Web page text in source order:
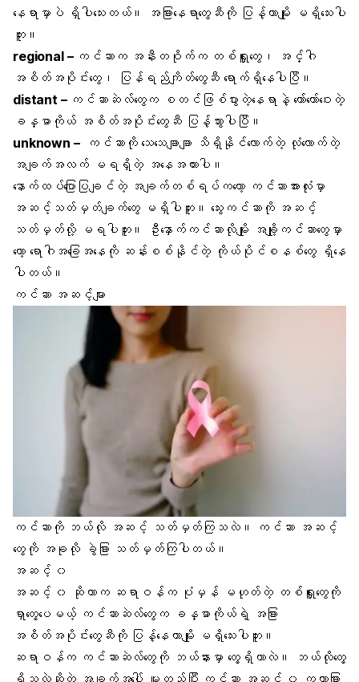
နေရာမှာပဲ ရှိပါသေးတယ်။ အခြားနေရာတွေဆီကို ပြန့်တာမျိုး မရှိသေးပါ
ဘူး။
regional– ကင်ဆာက အနီးတဝိုက်က တစ်ရှူးတွေ၊ အင်္ဂါ
အစိတ်အပိုင်းတွေ၊ ပြန်ရည်ကျိတ်တွေဆီ ရောက်ရှိနေပါပြီ။
distant – ကင်ဆာဆဲလ်တွေက စတင်ဖြစ်ပွားတဲ့နေရာနဲ့ တော်တော်ဝေးတဲ့
ခန္ဓာကိုယ် အစိတ်အပိုင်းတွေဆီ ပြန့်သွားပါပြီ။
unknown –
ကင်ဆာကို သေသေချာချာ သိရှိနိုင်လောက်တဲ့ လုံလောက်တဲ့
အချက်အလက် မရရှိတဲ့ အနေအထားပါ။
နောက်ထပ်ပြောပြချင်တဲ့ အချက်တစ်ရပ်ကတော့ ကင်ဆာအားလုံးမှာ
အဆင့်သတ်မှတ်ချက်တွေ မရှိပါဘူး။ သွေးကင်ဆာကို အဆင့်
သတ်မှတ်လို့ မရပါဘူး။ ဦးနှောက်ကင်ဆာလိုမျိုး အချို့ကင်ဆာတွေမှာ
တော့ ရောဂါအခြေအနေကို ဆန်းစစ်နိုင်တဲ့ ကိုယ်ပိုင်စနစ်တွေ ရှိနေ
ပါတယ်။
ကင်ဆာ အဆင့်များ
ကင်ဆာကို ဘယ်လို အဆင့် သတ်မှတ်ကြသလဲ။ ကင်ဆာ အဆင့်
တွေကို အခုလို ခွဲခြား သတ်မှတ်ကြပါတယ်။
အဆင့် ၀
အဆင့် ၀ ဆိုတာက ဆရာဝန်က ပုံမှန် မဟုတ်တဲ့ တစ်ရှူးတွေကို
ရှာတွေ့ပေမယ့် ကင်ဆာဆဲလ်တွေက ခန္ဓာကိုယ်ရဲ့ အခြား
အစိတ်အပိုင်းတွေဆီကို ပြန့်နေတာမျိုး မရှိသေးပါဘူး။
ဆရာဝန်က ကင်ဆာဆဲလ်တွေကို ဘယ်နားမှာ တွေ့ရှိတာလဲ။ ဘယ်လိုတွေ့